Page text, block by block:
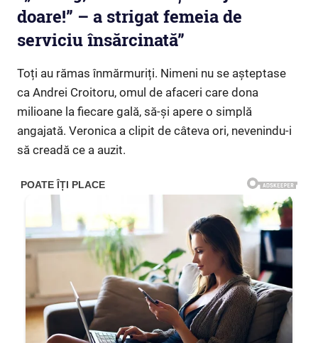
doare!” – a strigat femeia de
serviciu însărcinată”
Toți au rămas înmărmuriți. Nimeni nu se așteptase
ca Andrei Croitoru, omul de afaceri care dona
milioane la fiecare gală, să-și apere o simplă
angajată. Veronica a clipit de câteva ori, nevenindu-i
să creadă ce a auzit.